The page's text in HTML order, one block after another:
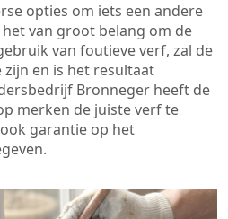
opties om iets een andere
van groot belang om de
van foutieve verf, zal de
en is het resultaat
Bronneger heeft de
merken de juiste verf te
garantie op het